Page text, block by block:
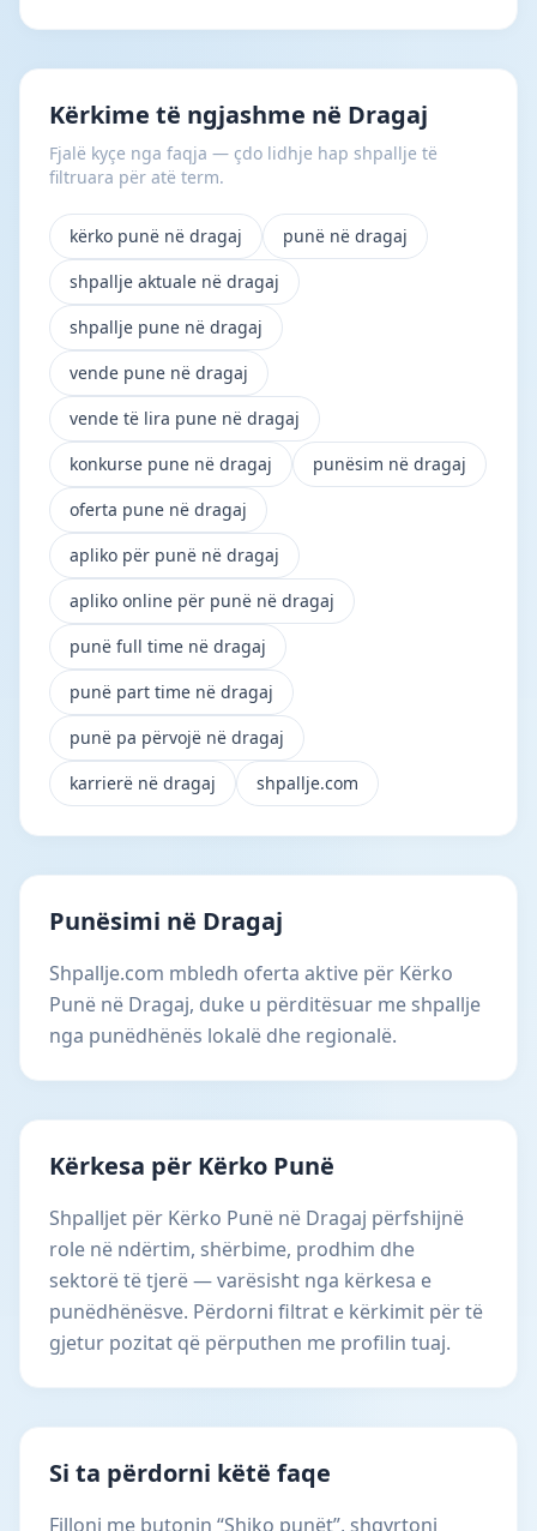
Kërkime të ngjashme në Dragaj
Fjalë kyçe nga faqja — çdo lidhje hap shpallje të
filtruara për atë term.
kërko punë në dragaj
punë në dragaj
shpallje aktuale në dragaj
shpallje pune në dragaj
vende pune në dragaj
vende të lira pune në dragaj
konkurse pune në dragaj
punësim në dragaj
oferta pune në dragaj
apliko për punë në dragaj
apliko online për punë në dragaj
punë full time në dragaj
punë part time në dragaj
punë pa përvojë në dragaj
karrierë në dragaj
shpallje.com
Punësimi në Dragaj
Shpallje.com mbledh oferta aktive për Kërko
Punë në Dragaj, duke u përditësuar me shpallje
nga punëdhënës lokalë dhe regionalë.
Kërkesa për Kërko Punë
Shpalljet për Kërko Punë në Dragaj përfshijnë
role në ndërtim, shërbime, prodhim dhe
sektorë të tjerë — varësisht nga kërkesa e
punëdhënësve. Përdorni filtrat e kërkimit për të
gjetur pozitat që përputhen me profilin tuaj.
Si ta përdorni këtë faqe
Filloni me butonin “Shiko punët”, shqyrtoni